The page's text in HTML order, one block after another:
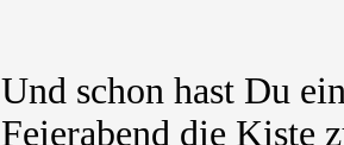
Und schon hast Du
Feierabend die Kiste